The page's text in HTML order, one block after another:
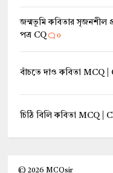
জন্মভূমি কবিতার সৃজনশীল
পত্র CQ
0
বাঁচতে দাও কবিতা MCQ |
চিঠি বিলি কবিতা MCQ |
©2026 MCQsir